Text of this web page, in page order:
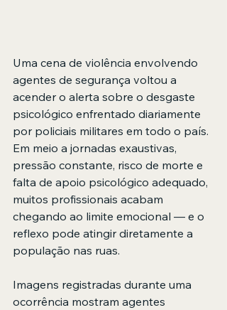
Uma cena de violência envolvendo
agentes de segurança voltou a
acender o alerta sobre o desgaste
psicológico enfrentado diariamente
por policiais militares em todo o país.
Em meio a jornadas exaustivas,
pressão constante, risco de morte e
falta de apoio psicológico adequado,
muitos profissionais acabam
chegando ao limite emocional — e o
reflexo pode atingir diretamente a
população nas ruas.
Imagens registradas durante uma
ocorrência mostram agentes